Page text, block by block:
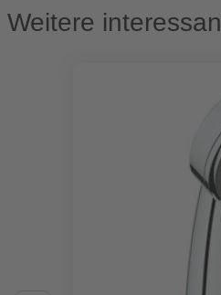
Weitere